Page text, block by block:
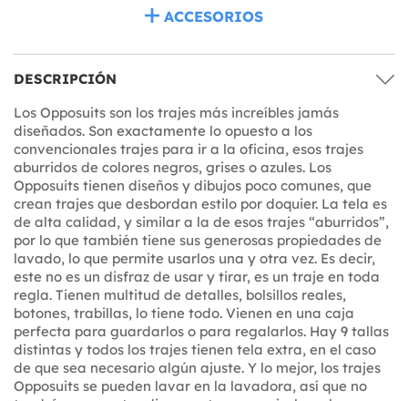
ACCESORIOS
DESCRIPCIÓN
Los Opposuits son los trajes más increíbles jamás
diseñados. Son exactamente lo opuesto a los
convencionales trajes para ir a la oficina, esos trajes
aburridos de colores negros, grises o azules. Los
Opposuits tienen diseños y dibujos poco comunes, que
crean trajes que desbordan estilo por doquier. La tela es
de alta calidad, y similar a la de esos trajes “aburridos”,
por lo que también tiene sus generosas propiedades de
lavado, lo que permite usarlos una y otra vez. Es decir,
este no es un disfraz de usar y tirar, es un traje en toda
regla. Tienen multitud de detalles, bolsillos reales,
botones, trabillas, lo tiene todo. Vienen en una caja
perfecta para guardarlos o para regalarlos. Hay 9 tallas
distintas y todos los trajes tienen tela extra, en el caso
de que sea necesario algún ajuste. Y lo mejor, los trajes
Opposuits se pueden lavar en la lavadora, así que no